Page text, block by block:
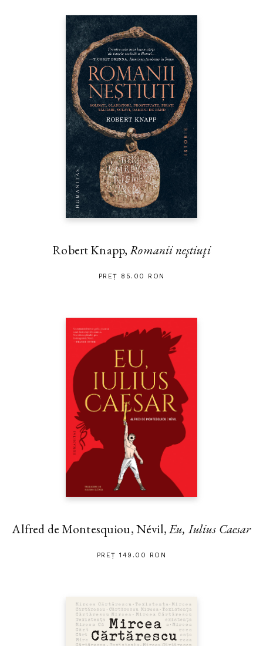
Robert Knapp,Romanii neştiuţi
PREȚ 85.00 RON
Alfred de Montesquiou, Névil,Eu, Iulius Caesar
PREȚ 149.00 RON